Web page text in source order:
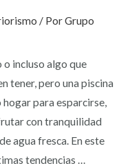
/ PorGrupo
incluso algo que
tener, pero una piscina
para esparcirse,
con tranquilidad
agua fresca. En este
tendencias …